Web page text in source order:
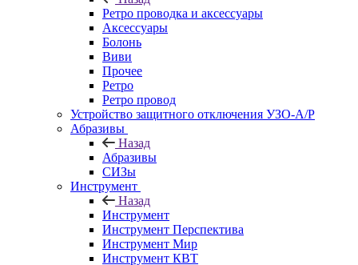
Ретро проводка и аксессуары
Аксессуары
Болонь
Виви
Прочее
Ретро
Ретро провод
Устройство защитного отключения УЗО-А/Р
Абразивы
Назад
Абразивы
СИЗы
Инструмент
Назад
Инструмент
Инструмент Перспектива
Инструмент Мир
Инструмент КВТ